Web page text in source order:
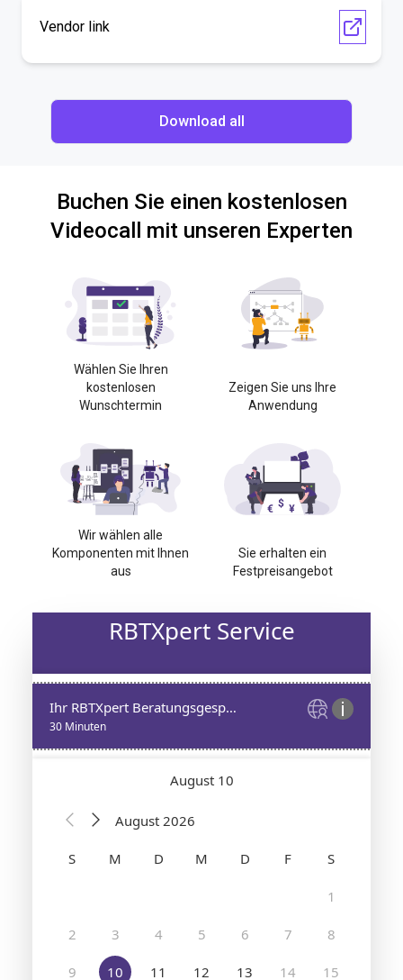
Vendor link
Download all
Buchen Sie einen kostenlosen
Videocall mit unseren Experten
Wählen Sie Ihren
kostenlosen
Wunschtermin
Zeigen Sie uns Ihre
Anwendung
Wir wählen alle
Komponenten mit Ihnen
aus
Sie erhalten ein
Festpreisangebot